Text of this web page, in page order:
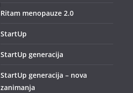
Ritam menopauze 2.0
StartUp
StartUp generacija
StartUp generacija – nova
zanimanja